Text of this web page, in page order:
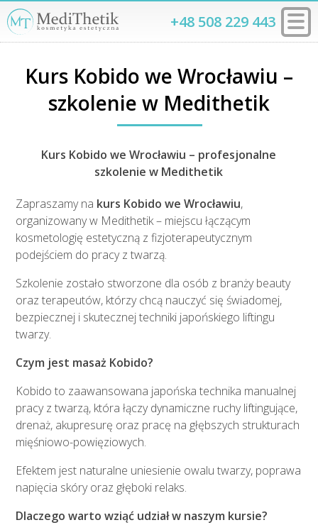
+48 508 229 443
Kurs Kobido we Wrocławiu –
szkolenie w Medithetik
Kurs Kobido we Wrocławiu – profesjonalne
szkolenie w Medithetik
Zapraszamy na kurs Kobido we Wrocławiu,
organizowany w Medithetik – miejscu łączącym
kosmetologię estetyczną z fizjoterapeutycznym
podejściem do pracy z twarzą.
Szkolenie zostało stworzone dla osób z branży beauty
oraz terapeutów, którzy chcą nauczyć się świadomej,
bezpiecznej i skutecznej techniki japońskiego liftingu
twarzy.
Czym jest masaż Kobido?
Kobido to zaawansowana japońska technika manualnej
pracy z twarzą, która łączy dynamiczne ruchy liftingujące,
drenaż, akupresurę oraz pracę na głębszych strukturach
mięśniowo-powięziowych.
Efektem jest naturalne uniesienie owalu twarzy, poprawa
napięcia skóry oraz głęboki relaks.
Dlaczego warto wziąć udział w naszym kursie?